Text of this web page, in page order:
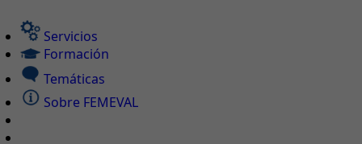
Servicios
Formación
Temáticas
Sobre FEMEVAL